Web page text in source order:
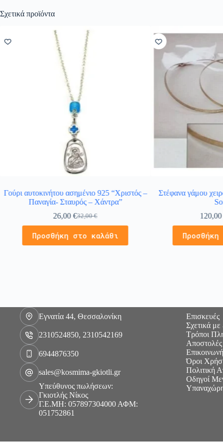
Σχετικά προϊόντα
Γούρι αυτοκινήτου ασημένιο 925 “Χριστός –
Παναγία- Σταυρός – Χάντρα”
32,00€
26,00€
Προσθήκη στο καλάθι
Στέφανα γάμου
Εγνατία 44, Θεσσαλονίκη
2310524850, 2310542169
6944876350
sales@kosmima-gkiotli.gr
Υπεύθυνος πωλήσεων:
Γκιοτλής Νίκος
Γ.Ε.ΜΗ: 057897304000 ΑΦΜ:
051752861
Επισκευές
Σχετικά με
Τρόποι
Όροι
Πολιτική
Οδηγοί